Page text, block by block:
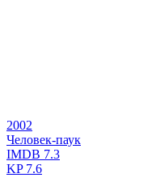
2002
Человек-паук
IMDB 7.3
KP7.6